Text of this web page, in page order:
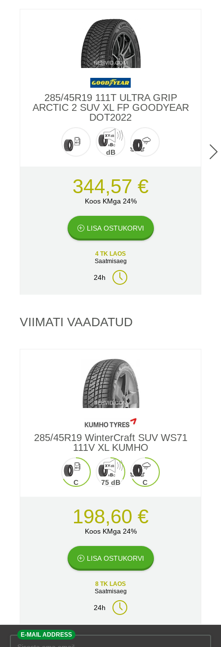
285/45R19 111T ULTRA GRIP
ARCTIC 2 SUV XL FP GOODYEAR
DOT2022
dB
344,57 €
Koos KMga 24%
LISA OSTUKORVI
4 TK LAOS
Saatmisaeg
24h
VIIMATI VAADATUD
285/45R19 WinterCraft SUV WS71
111V XL KUMHO
C 75 dB C
198,60 €
Koos KMga 24%
LISA OSTUKORVI
8 TK LAOS
Saatmisaeg
24h
E-MAIL ADDRESS